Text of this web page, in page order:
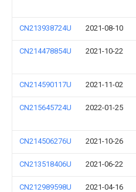
CN213938724U 2021-08-10
CN214478854U 2021-10-22
CN214590117U 2021-11-02
CN215645724U 2022-01-25
CN214506276U 2021-10-26
CN213518406U 2021-06-22
CN212989598U 2021-04-16